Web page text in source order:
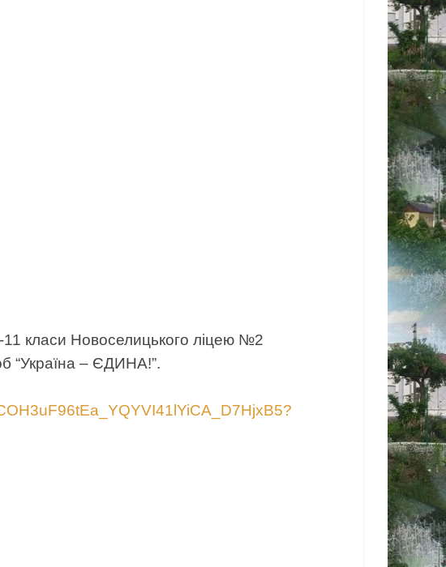
класи Новоселицького ліцею №2
“Україна – ЄДИНА!”.